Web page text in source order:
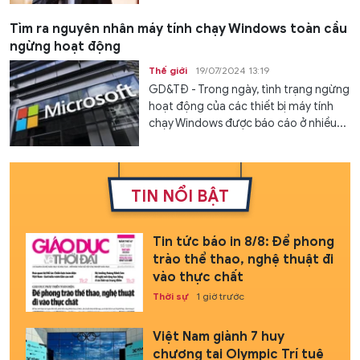
Tìm ra nguyên nhân máy tính chạy Windows toàn cầu
ngừng hoạt động
Thế giới 19/07/2024 13:19
GD&TĐ - Trong ngày, tình trạng ngừng
hoạt động của các thiết bị máy tính
chạy Windows được báo cáo ở nhiều...
TIN NỔI BẬT
Tin tức báo in 8/8: Để phong
trào thể thao, nghệ thuật đi
vào thực chất
Thời sự 1 giờ trước
Việt Nam giành 7 huy
chương tại Olympic Trí tuệ